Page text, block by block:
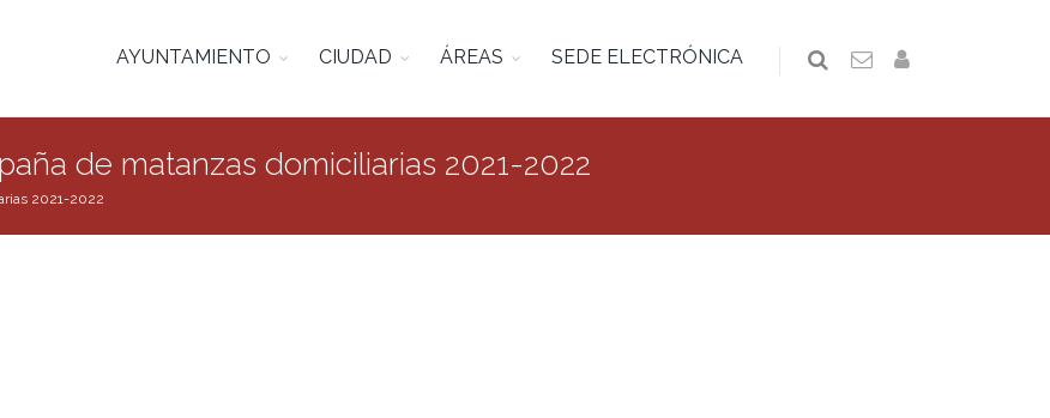
AYUNTAMIENTO CIUDAD ÁREAS SEDE ELECTRÓNICA
de matanzas domiciliarias 2021-2022
2021-2022